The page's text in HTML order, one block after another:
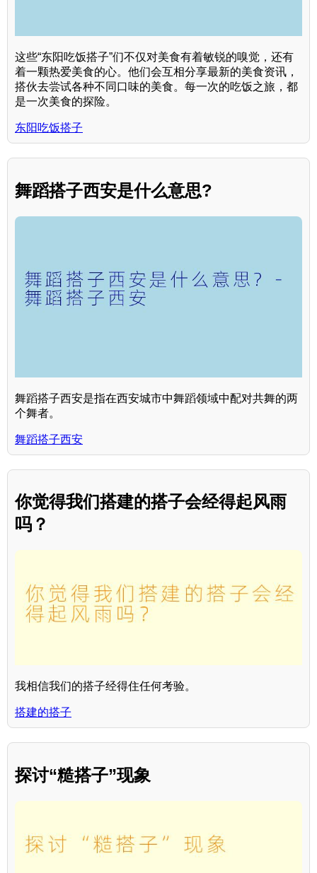
这些“东阳吃饭搭子”们不仅对美食有着敏锐的嗅觉，还有
着一颗热爱美食的心。他们会互相分享最新的美食资讯，
搭伙去尝试各种不同口味的美食。每一次的吃饭之旅，都
是一次美食的探险。
东阳吃饭搭子
舞蹈搭子西安是什么意思?
舞蹈搭子西安是指在西安城市中舞蹈领域中配对共舞的两
个舞者。
舞蹈搭子西安
你觉得我们搭建的搭子会经得起风雨
吗？
我相信我们的搭子经得住任何考验。
搭建的搭子
探讨“糙搭子”现象